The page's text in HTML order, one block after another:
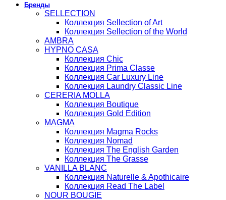
Бренды
SELLECTION
Коллекция Sellection of Art
Коллекция Sellection of the World
AMBRA
HYPNO CASA
Коллекция Chic
Коллекция Prima Classe
Коллекция Car Luxury Line
Коллекция Laundry Classic Line
CERERIA MOLLA
Коллекция Boutique
Коллекция Gold Edition
MAGMA
Коллекция Magma Rocks
Коллекция Nomad
Коллекция The English Garden
Коллекция The Grasse
VANILLA BLANC
Коллекция Naturelle & Apothicaire
Коллекция Read The Label
NOUR BOUGIE